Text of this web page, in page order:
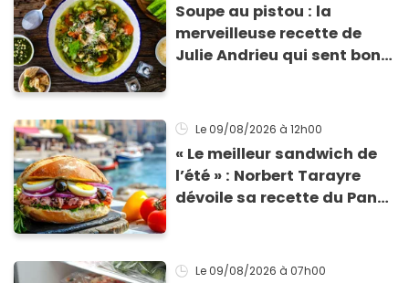
Soupe au pistou : la
merveilleuse recette de
Julie Andrieu qui sent bon
Le 09/08/2026 à 12h00
« Le meilleur sandwich de
l’été » : Norbert Tarayre
dévoile sa recette du Pan
Le 09/08/2026 à 07h00